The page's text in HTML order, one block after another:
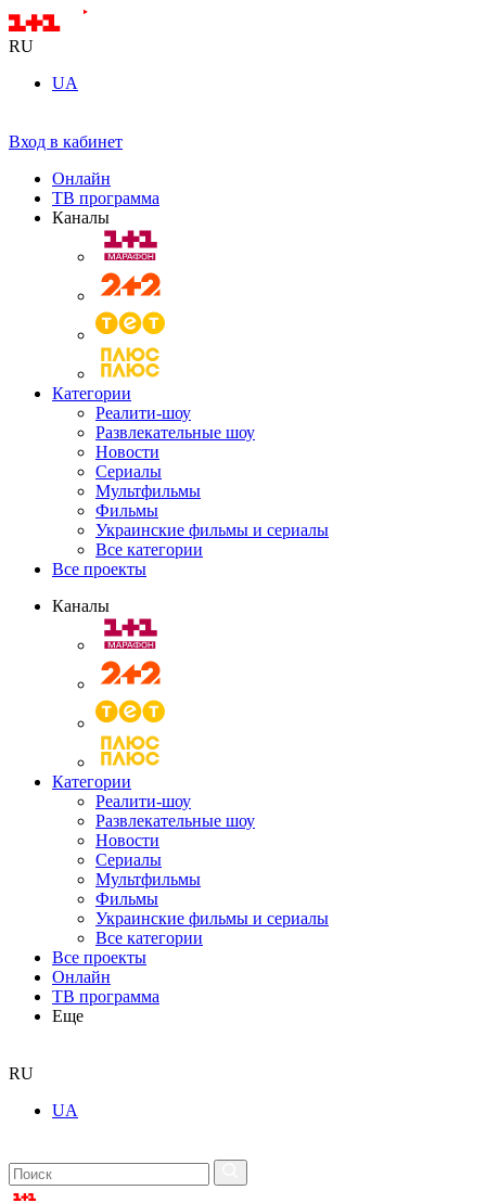
RU
UA
Вход в кабинет
Онлайн
ТВ программа
Каналы
Категории
Реалити-шоу
Развлекательные шоу
Новости
Сериалы
Мультфильмы
Фильмы
Украинские фильмы и сериалы
Все категории
Все проекты
Каналы
Категории
Реалити-шоу
Развлекательные шоу
Новости
Сериалы
Мультфильмы
Фильмы
Украинские фильмы и сериалы
Все категории
Все проекты
Онлайн
ТВ программа
Еще
RU
UA